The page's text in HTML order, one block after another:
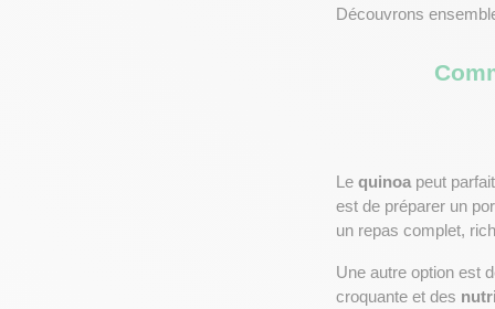
Découvrons
Le quinoa peut
est de préparer un
un repas complet,
Une autre option est
croquante et des